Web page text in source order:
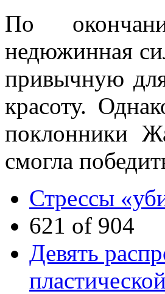
По
недюжинная
привычную
красоту.
поклонники
смогла
Стрессы
621 of 904
Девять